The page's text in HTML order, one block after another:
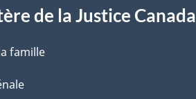
de la Justice Canada
famille